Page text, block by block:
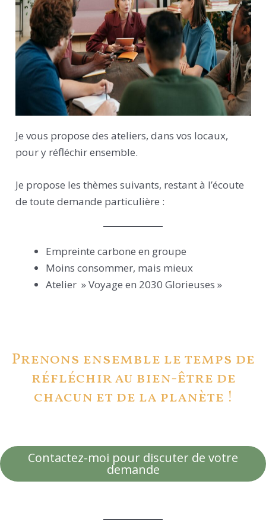
Je vous propose des ateliers, dans vos locaux,
pour y réfléchir ensemble.
Je propose les thèmes suivants, restant à l’écoute
de toute demande particulière :
Empreinte carbone en groupe
Moins consommer, mais mieux
Atelier » Voyage en 2030 Glorieuses »
Prenons ensemble le temps de
réfléchir au bien-être de
chacun et de la planète !
Contactez-moi pour discuter de votre
demande